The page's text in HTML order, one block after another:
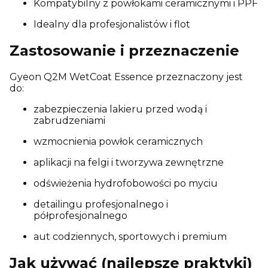
Kompatybilny z powłokami ceramicznymi i PPF
Idealny dla profesjonalistów i flot
Zastosowanie i przeznaczenie
Gyeon Q2M WetCoat Essence przeznaczony jest
do:
zabezpieczenia lakieru przed wodą i
zabrudzeniami
wzmocnienia powłok ceramicznych
aplikacji na felgi i tworzywa zewnętrzne
odświeżenia hydrofobowości po myciu
detailingu profesjonalnego i
półprofesjonalnego
aut codziennych, sportowych i premium
Jak używać (najlepsze praktyki)